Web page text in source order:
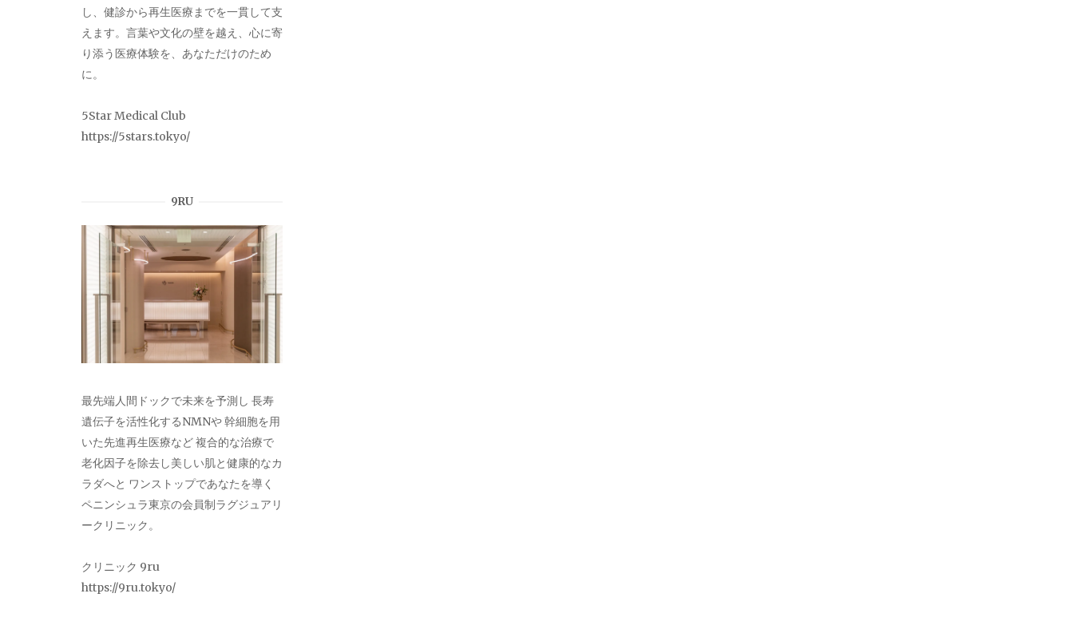
し、健診から再生医療までを一貫して支
えます。言葉や文化の壁を越え、心に寄
り添う医療体験を、あなただけのため
に。
5Star Medical Club
https://5stars.tokyo/
9RU
最先端人間ドックで未来を予測し 長寿
遺伝子を活性化するNMNや 幹細胞を用
いた先進再生医療など 複合的な治療で
老化因子を除去し美しい肌と健康的なカ
ラダへと ワンストップであなたを導く
ペニンシュラ東京の会員制ラグジュアリ
ークリニック。
クリニック 9ru
https://9ru.tokyo/